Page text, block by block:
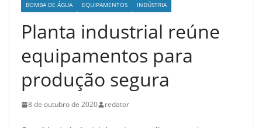
BOMBA DE ÁGUA EQUIPAMENTOS INDÚSTRIA
Planta industrial reúne
equipamentos para
produção segura
8 de outubro de 2020 redator